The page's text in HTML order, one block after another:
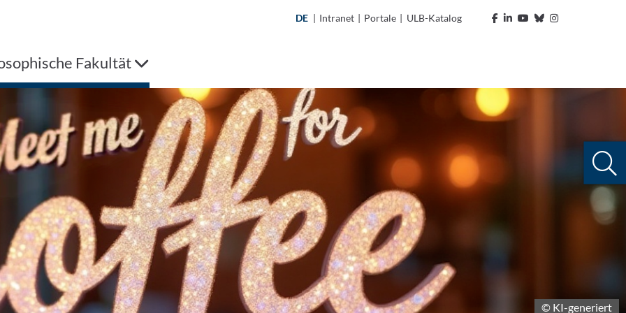
DE | Intranet | Portale | ULB-Katalog
Fakultät
© KI-generiert